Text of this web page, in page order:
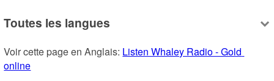
Toutes les langues
Voir cette page en Anglais: Listen Whaley Radio - Gold
online